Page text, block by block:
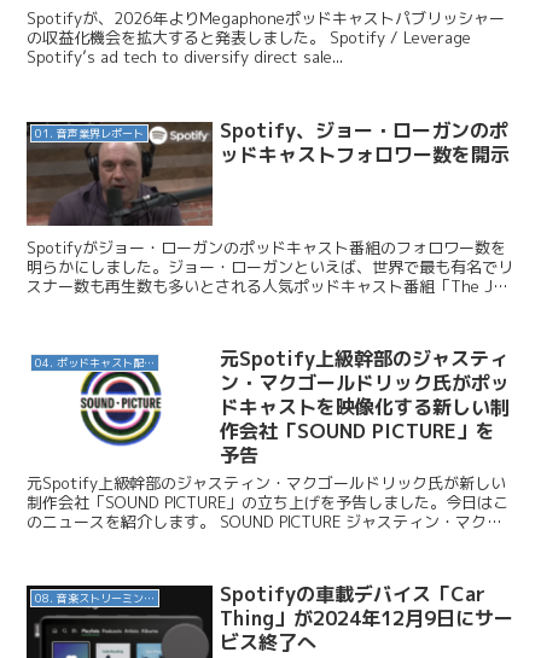
Spotifyが、2026年よりMegaphoneポッドキャストパブリッシャー
の収益化機会を拡大すると発表しました。 Spotify / Leverage
Spotify’s ad tech to diversify direct sale...
01. 音声業界レポート
Spotify、ジョー・ローガンのポ
ッドキャストフォロワー数を開示
Spotifyがジョー・ローガンのポッドキャスト番組のフォロワー数を
明らかにしました。ジョー・ローガンといえば、世界で最も有名でリ
スナー数も再生数も多いとされる人気ポッドキャスト番組「The Joe
04. ポッドキャスト配信・制作等
元Spotify上級幹部のジャスティ
ン・マクゴールドリック氏がポッ
ドキャストを映像化する新しい制
作会社「SOUND PICTURE」を
予告
元Spotify上級幹部のジャスティン・マクゴールドリック氏が新しい
制作会社「SOUND PICTURE」の立ち上げを予告しました。今日はこ
のニュースを紹介します。 SOUND PICTURE ジャスティン・マクゴ
08. 音楽ストリーミングサービス
Spotifyの車載デバイス「Car
Thing」が2024年12月9日にサー
ビス終了へ